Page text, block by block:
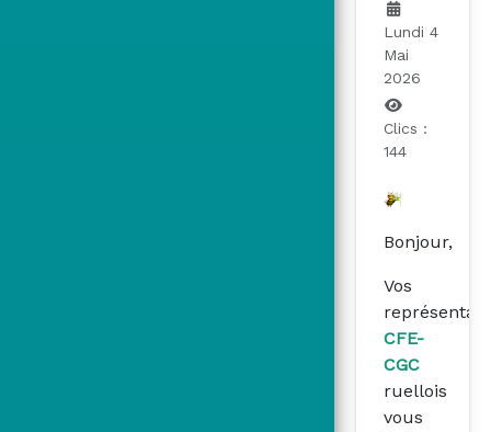
Lundi 4
Mai
2026
Clics :
144
Bonjour,
Vos
CFE-
CGC
ruellois
vous